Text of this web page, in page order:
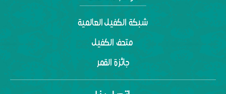
شبكة الكفيل العالمية
متحف الكفيل
جائزة القمر